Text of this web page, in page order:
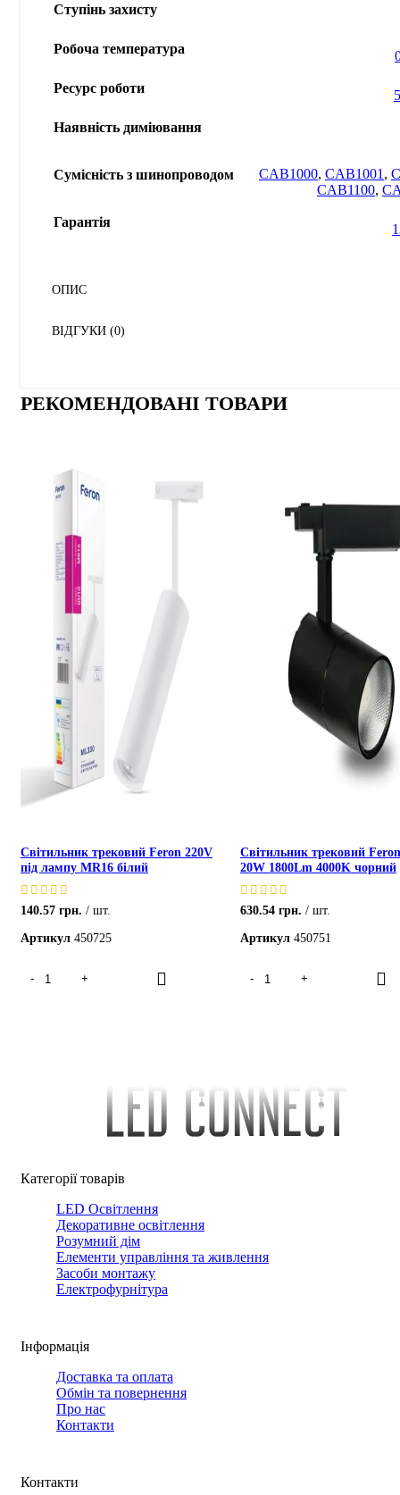
Ступінь захисту
Робоча температура
Ресурс роботи
Наявність диміювання
Сумісність з шинопроводом CAB1000, CAB1001 ,
CAB1100,
Гарантія
ОПИС
ВІДГУКИ (0)
РЕКОМЕНДОВАНІ ТОВАРИ
Світильник трековий Feron 220V
під лампу MR16 білий
140.57 грн.
шт.
Артикул 450725
Світильник трековий
20W 1800Lm 4000K чорний
630.54 грн.
шт.
Артикул 450751
Категорії товарів
LED Освітлення
Декоративне освітлення
Розумний дім
Елементи управління та живлення
Засоби монтажу
Електрофурнітура
Інформація
Доставка та оплата
Обмін та повернення
Про нас
Контакти
Контакти